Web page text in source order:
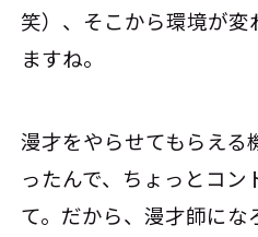
笑）、そこから環境が変
ますね。
漫才をやらせてもらえる
ったんで、ちょっとコン
て。だから、漫才師にな